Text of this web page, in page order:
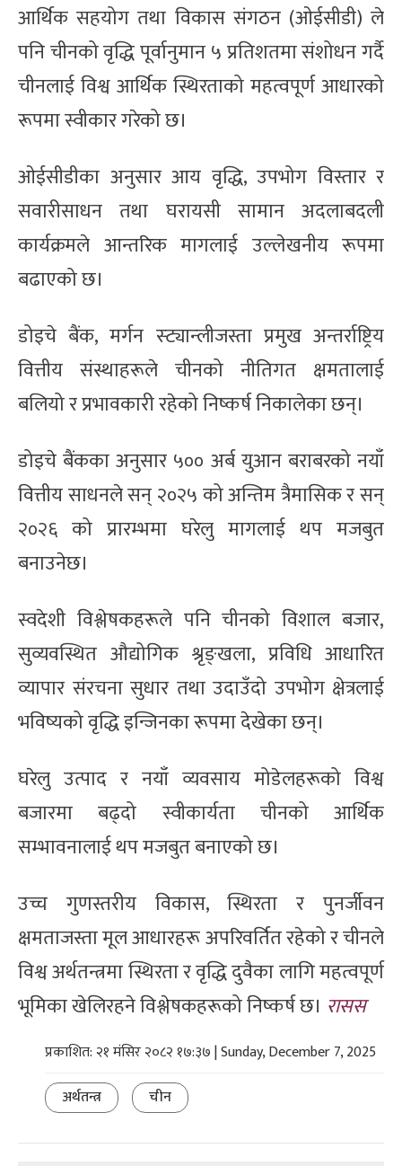
आर्थिक सहयोग तथा विकास संगठन (ओईसीडी) ले
पनि चीनको वृद्धि पूर्वानुमान ५ प्रतिशतमा संशोधन गर्दै
चीनलाई विश्व आर्थिक स्थिरताको महत्वपूर्ण आधारको
रूपमा स्वीकार गरेको छ।
ओईसीडीका अनुसार आय वृद्धि, उपभोग विस्तार र
सवारीसाधन तथा घरायसी सामान अदलाबदली
कार्यक्रमले आन्तरिक मागलाई उल्लेखनीय रूपमा
बढाएको छ।
डोइचे बैंक, मर्गन स्ट्यान्लीजस्ता प्रमुख अन्तर्राष्ट्रिय
वित्तीय संस्थाहरूले चीनको नीतिगत क्षमतालाई
बलियो र प्रभावकारी रहेको निष्कर्ष निकालेका छन्।
डोइचे बैंकका अनुसार ५०० अर्ब युआन बराबरको नयाँ
वित्तीय साधनले सन् २०२५ को अन्तिम त्रैमासिक र सन्
२०२६ को प्रारम्भमा घरेलु मागलाई थप मजबुत
बनाउनेछ।
स्वदेशी विश्लेषकहरूले पनि चीनको विशाल बजार,
सुव्यवस्थित औद्योगिक श्रृङ्खला, प्रविधि आधारित
व्यापार संरचना सुधार तथा उदाउँदो उपभोग क्षेत्रलाई
भविष्यको वृद्धि इन्जिनका रूपमा देखेका छन्।
घरेलु उत्पाद र नयाँ व्यवसाय मोडेलहरूको विश्व
बजारमा बढ्दो स्वीकार्यता चीनको आर्थिक
सम्भावनालाई थप मजबुत बनाएको छ।
उच्च गुणस्तरीय विकास, स्थिरता र पुनर्जीवन
क्षमताजस्ता मूल आधारहरू अपरिवर्तित रहेको र चीनले
विश्व अर्थतन्त्रमा स्थिरता र वृद्धि दुवैका लागि महत्वपूर्ण
भूमिका खेलिरहने विश्लेषकहरूको निष्कर्ष छ। रासस
प्रकाशित: २१ मंसिर २०८२ १७:३७ | Sunday, December 7, 2025
अर्थतन्त्र
चीन